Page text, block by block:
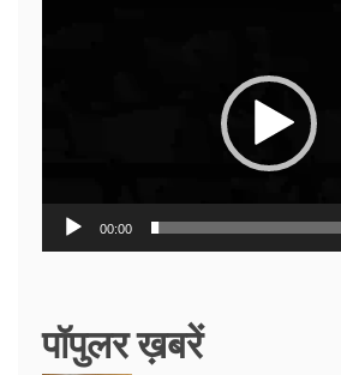
00:00
पॉपुलर ख़बरें